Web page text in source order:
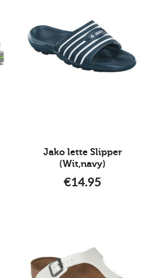
Jako lette Slipper
(Wit,navy)
€14.95